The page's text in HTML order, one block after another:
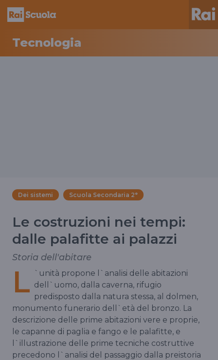
Tecnologia
Dei sistemi Scuola Secondaria 2°
Le costruzioni nei tempi:
dalle palafitte ai palazzi
Storia dell'abitare
L `unità propone l`analisi delle abitazioni
dell`uomo, dalla caverna, rifugio
predisposto dalla natura stessa, al dolmen,
monumento funerario dell`età del bronzo. La
descrizione delle prime abitazioni vere e proprie,
le capanne di paglia e fango e le palafitte, e
l`illustrazione delle prime tecniche costruttive
precedono l`analisi del passaggio dalla preistoria